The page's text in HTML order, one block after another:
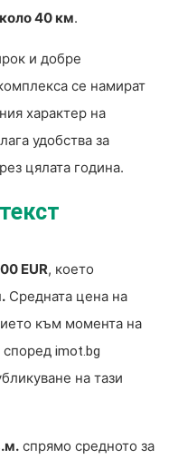
40 км.
и добре
се намират
характер на
удобства за
цялата година.
EUR, което
Средната цена на
към момента на
според imot.bg
на тази
спрямо средното за